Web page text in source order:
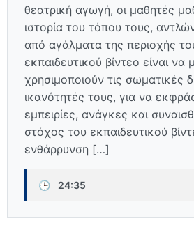
θεατρική αγωγή, οι μαθητές
ιστορία του τόπου τους,
από αγάλματα της περιοχής
εκπαιδευτικού βίντεο είναι
χρησιμοποιούν τις σωματικές
ικανότητές τους, για να
εμπειρίες, ανάγκες και
στόχος του εκπαιδευτικού
ενθάρρυνση […]
🕒 24:35